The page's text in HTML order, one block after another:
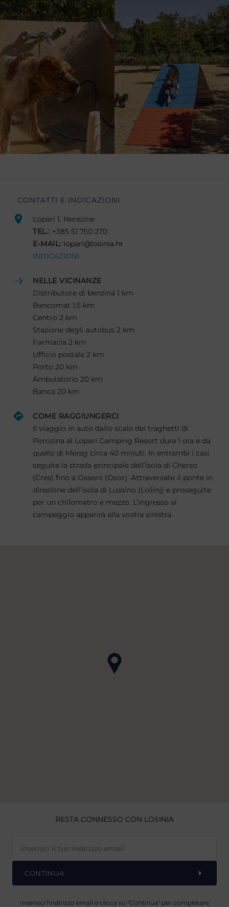
CONTATTI E INDICAZIONI
Lopari 1, Nerezine
TEL.: +385 51 750 270
E-MAIL: lopari@losinia.hr
INDICAZIONI
NELLE VICINANZE
Distributore di benzina 1 km
Bancomat 1,5 km
Centro 2 km
Stazione degli autobus 2 km
Farmacia 2 km
Ufficio postale 2 km
Porto 20 km
Ambulatorio 20 km
Banca 20 km
COME RAGGIUNGERCI
Il viaggio in auto dallo scalo dei traghetti di
Porozina al Lopari Camping Resort dura 1 ora e da
quello di Merag circa 40 minuti. In entrambi i casi
seguite la strada principale dell’isola di Cherso
(Cres) fino a Ossero (Osor). Attraversate il ponte in
direzione dell’isola di Lussino (Lošinj) e proseguite
per un chilometro e mezzo. L’ingresso al
campeggio apparirà alla vostra sinistra.
RESTA CONNESSO CON LOSINIA
CONTINUA
Inserisci l'indirizzo email e clicca su "Continua" per completare